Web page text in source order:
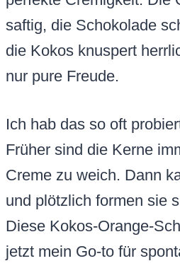
saftig, die Schokolade
die Kokos knuspert
nur pure Freude.
Ich hab das so oft
Früher sind die Kerne
Creme zu weich. Dann
und plötzlich formen sie
Diese Kokos-Orange-
jetzt mein Go-to für